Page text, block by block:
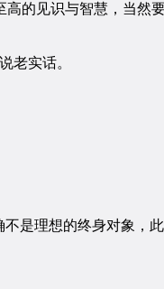
的见识与智慧，当然
老实话。
理想的终身对象，